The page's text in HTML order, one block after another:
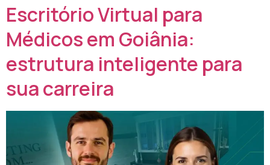
Escritório Virtual para
Médicos em Goiânia:
estrutura inteligente para
sua carreira